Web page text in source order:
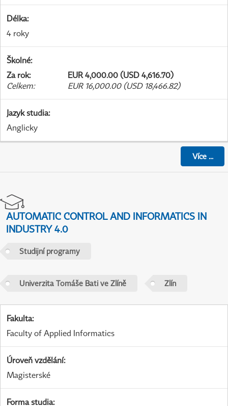
Délka:
4 roky
Školné:
Za rok:
EUR 4,000.00 (USD 4,616.70)
Celkem: EUR 16,000.00 (USD 18,466.82)
Jazyk studia:
Anglicky
Více...
AUTOMATIC CONTROL AND INFORMATICS IN
INDUSTRY 4.0
Studijní programy
Univerzita Tomáše Bati ve Zlíně Zlín
Fakulta:
Faculty of Applied Informatics
Úroveň vzdělání:
Magisterské
Forma studia: